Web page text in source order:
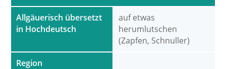
Allgäuerisch übersetzt
in Hochdeutsch
Region
auf etwas
herumlutschen
(Zapfen, Schnuller)